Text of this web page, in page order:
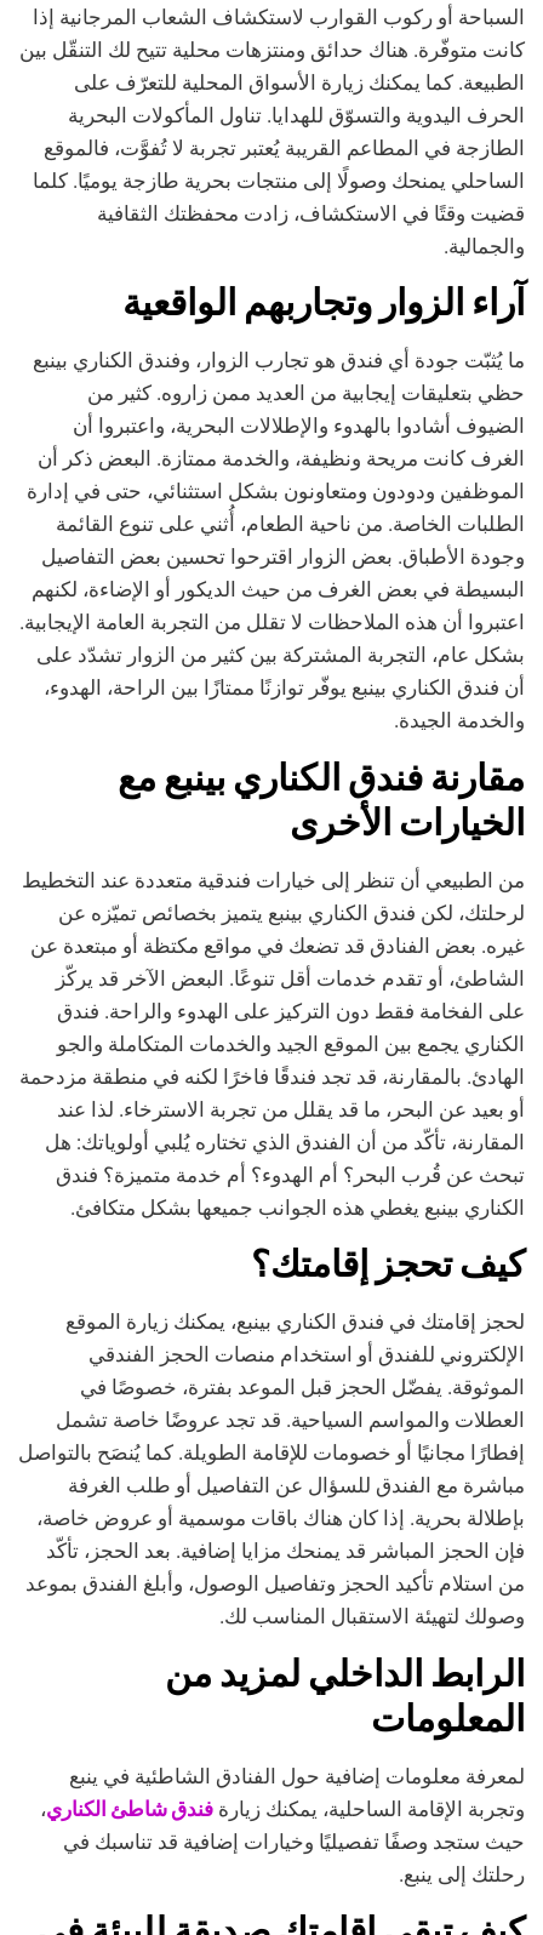
السباحة أو ركوب القوارب لاستكشاف الشعاب المرجانية إذا
كانت متوفّرة. هناك حدائق ومنتزهات محلية تتيح لك التنقّل بين
الطبيعة. كما يمكنك زيارة الأسواق المحلية للتعرّف على
الحرف اليدوية والتسوّق للهدايا. تناول المأكولات البحرية
الطازجة في المطاعم القريبة يُعتبر تجربة لا تُفوَّت، فالموقع
الساحلي يمنحك وصولًا إلى منتجات بحرية طازجة يوميًا. كلما
قضيت وقتًا في الاستكشاف، زادت محفظتك الثقافية
والجمالية.
آراء الزوار وتجاربهم الواقعية
ما يُثبّت جودة أي فندق هو تجارب الزوار، وفندق الكناري بينبع
حظي بتعليقات إيجابية من العديد ممن زاروه. كثير من
الضيوف أشادوا بالهدوء والإطلالات البحرية، واعتبروا أن
الغرف كانت مريحة ونظيفة، والخدمة ممتازة. البعض ذكر أن
الموظفين ودودون ومتعاونون بشكل استثنائي، حتى في إدارة
الطلبات الخاصة. من ناحية الطعام، أُثني على تنوع القائمة
وجودة الأطباق. بعض الزوار اقترحوا تحسين بعض التفاصيل
البسيطة في بعض الغرف من حيث الديكور أو الإضاءة، لكنهم
اعتبروا أن هذه الملاحظات لا تقلل من التجربة العامة الإيجابية.
بشكل عام، التجربة المشتركة بين كثير من الزوار تشدّد على
أن فندق الكناري بينبع يوفّر توازنًا ممتازًا بين الراحة، الهدوء،
والخدمة الجيدة.
مقارنة فندق الكناري بينبع مع
الخيارات الأخرى
من الطبيعي أن تنظر إلى خيارات فندقية متعددة عند التخطيط
لرحلتك، لكن فندق الكناري بينبع يتميز بخصائص تميّزه عن
غيره. بعض الفنادق قد تضعك في مواقع مكتظة أو مبتعدة عن
الشاطئ، أو تقدم خدمات أقل تنوعًا. البعض الآخر قد يركّز
على الفخامة فقط دون التركيز على الهدوء والراحة. فندق
الكناري يجمع بين الموقع الجيد والخدمات المتكاملة والجو
الهادئ. بالمقارنة، قد تجد فندقًا فاخرًا لكنه في منطقة مزدحمة
أو بعيد عن البحر، ما قد يقلل من تجربة الاسترخاء. لذا عند
المقارنة، تأكّد من أن الفندق الذي تختاره يُلبي أولوياتك: هل
تبحث عن قُرب البحر؟ أم الهدوء؟ أم خدمة متميزة؟ فندق
الكناري بينبع يغطي هذه الجوانب جميعها بشكل متكافئ.
كيف تحجز إقامتك؟
لحجز إقامتك في فندق الكناري بينبع، يمكنك زيارة الموقع
الإلكتروني للفندق أو استخدام منصات الحجز الفندقي
الموثوقة. يفضّل الحجز قبل الموعد بفترة، خصوصًا في
العطلات والمواسم السياحية. قد تجد عروضًا خاصة تشمل
إفطارًا مجانيًا أو خصومات للإقامة الطويلة. كما يُنصَح بالتواصل
مباشرة مع الفندق للسؤال عن التفاصيل أو طلب الغرفة
بإطلالة بحرية. إذا كان هناك باقات موسمية أو عروض خاصة،
فإن الحجز المباشر قد يمنحك مزايا إضافية. بعد الحجز، تأكّد
من استلام تأكيد الحجز وتفاصيل الوصول، وأبلغ الفندق بموعد
وصولك لتهيئة الاستقبال المناسب لك.
الرابط الداخلي لمزيد من
المعلومات
لمعرفة معلومات إضافية حول الفنادق الشاطئية في ينبع
وتجربة الإقامة الساحلية، يمكنك زيارة فندق شاطئ الكناري،
حيث ستجد وصفًا تفصيليًا وخيارات إضافية قد تناسبك في
رحلتك إلى ينبع.